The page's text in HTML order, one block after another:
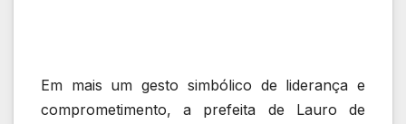
Em mais um gesto simbólico de liderança e
comprometimento, a prefeita de Lauro de